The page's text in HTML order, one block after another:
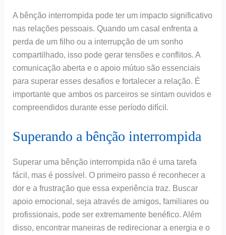
A bênção interrompida pode ter um impacto significativo
nas relações pessoais. Quando um casal enfrenta a
perda de um filho ou a interrupção de um sonho
compartilhado, isso pode gerar tensões e conflitos. A
comunicação aberta e o apoio mútuo são essenciais
para superar esses desafios e fortalecer a relação. É
importante que ambos os parceiros se sintam ouvidos e
compreendidos durante esse período difícil.
Superando a bênção interrompida
Superar uma bênção interrompida não é uma tarefa
fácil, mas é possível. O primeiro passo é reconhecer a
dor e a frustração que essa experiência traz. Buscar
apoio emocional, seja através de amigos, familiares ou
profissionais, pode ser extremamente benéfico. Além
disso, encontrar maneiras de redirecionar a energia e o